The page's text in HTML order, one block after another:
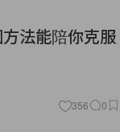
法能陪你克服
356 0